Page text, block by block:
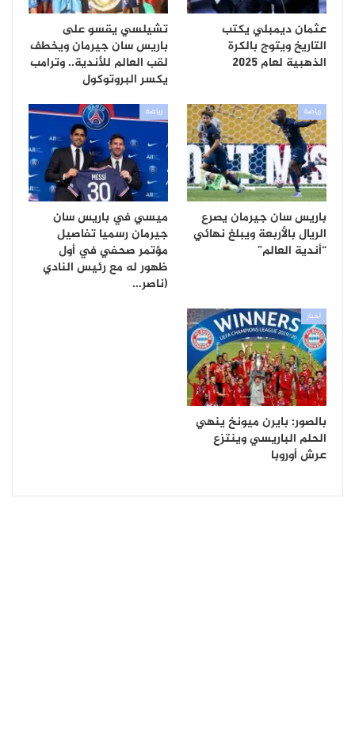
عثمان ديمبلي يكتب
التاريخ ويتوج بالكرة
الذهبية لعام 2025
تشيلسي يقسو على
باريس سان جيرمان ويخطف
لقب العالم للأندية.. وترامب
يكسر البروتوكول
رياضة
باريس سان جيرمان يصرع
الريال بالأربعة ويبلغ نهائي
“أندية العالم”
رياضة
ميسي في باريس سان
جيرمان رسميا تفاصيل
مؤتمر صحفي في أول
ظهور له مع رئيس النادي
(ناصر…
أخبار
بالصور: بايرن ميونخ ينهي
الحلم الباريسي وينتزع
عرش أوروبا